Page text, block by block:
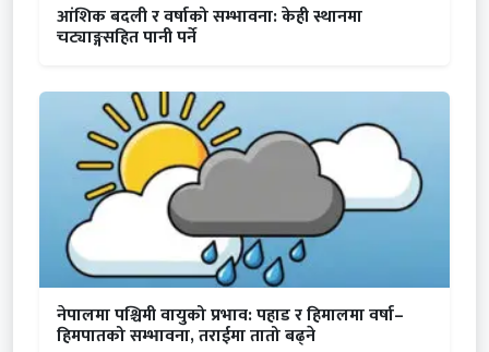
आंशिक बदली र वर्षाको सम्भावना: केही स्थानमा
चट्याङ्गसहित पानी पर्ने
नेपालमा पश्चिमी वायुको प्रभाव: पहाड र हिमालमा वर्षा–
हिमपातको सम्भावना, तराईमा तातो बढ्ने